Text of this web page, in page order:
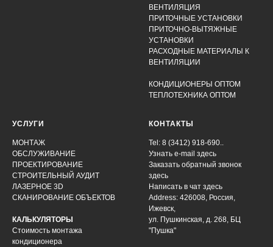
ВЕНТИЛЯЦИЯ
ПРИТОЧНЫЕ УСТАНОВКИ
ПРИТОЧНО-ВЫТЯЖНЫЕ
УСТАНОВКИ
РАСХОДНЫЕ МАТЕРИАЛЫ К
ВЕНТИЛЯЦИИ
КОНДИЦИОНЕРЫ ОПТОМ
ТЕПЛОТЕХНИКА ОПТОМ
УСЛУГИ
МОНТАЖ
ОБСЛУЖИВАНИЕ
ПРОЕКТИРОВАНИЕ
СТРОИТЕЛЬНЫЙ АУДИТ
ЛАЗЕРНОЕ 3D
СКАНИРОВАНИЕ ОБЪЕКТОВ
КАЛЬКУЛЯТОРЫ
Стоимость монтажа
кондиционера
КОНТАКТЫ
Tel: 8 (3412) 918-690..
Узнать e-mail здесь
Заказать обратный звонок
здесь
Написать в чат здесь
Address: 426008, Россия,
Ижевск,
ул. Пушкинская, д. 268, БЦ
"Пушка"